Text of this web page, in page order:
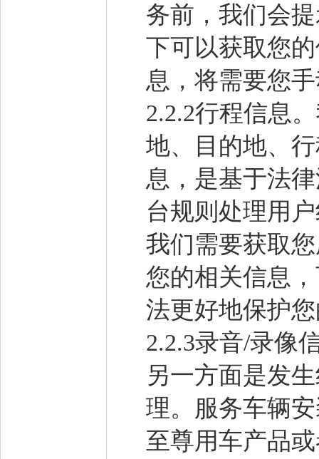
务前，我们会
下可以获取您
息，将需要您
2.2.2行程信息
地、目的地、
息，是基于法
台规则处理用
我们需要获取
您的相关信息
法更好地保护
2.2.3录音/录像
另一方面是发
理。服务车辆
至尊用车产品